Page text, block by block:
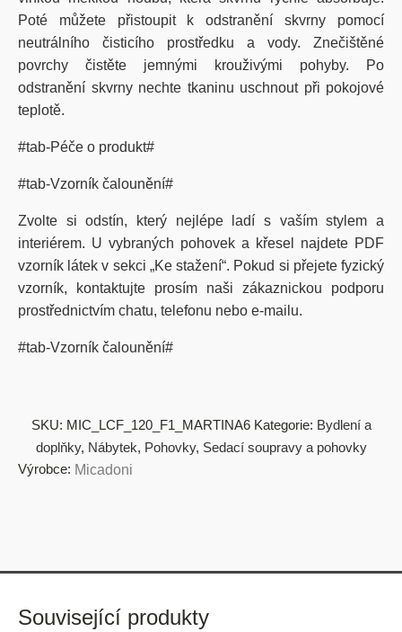
Poté můžete přistoupit k odstranění skvrny pomocí
neutrálního čisticího prostředku a vody. Znečištěné
povrchy čistěte jemnými krouživými pohyby. Po
odstranění skvrny nechte tkaninu uschnout při pokojové
teplotě.
#tab-Péče o produkt#
#tab-Vzorník čalounění#
Zvolte si odstín, který nejlépe ladí s vaším stylem a
interiérem. U vybraných pohovek a křesel najdete PDF
vzorník látek v sekci „Ke stažení“. Pokud si přejete fyzický
vzorník, kontaktujte prosím naši zákaznickou podporu
prostřednictvím chatu, telefonu nebo e-mailu.
#tab-Vzorník čalounění#
SKU: MIC_LCF_120_F1_MARTINA6 Kategorie: Bydlení a
doplňky, Nábytek, Pohovky, Sedací soupravy a pohovky
Výrobce: Micadoni
Související produkty